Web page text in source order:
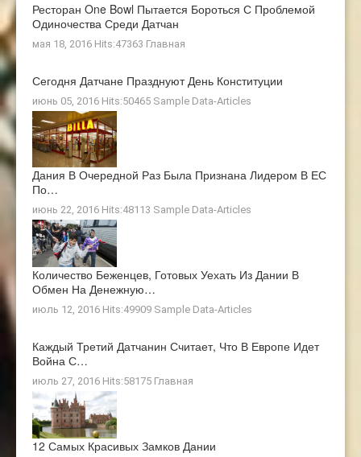
Ресторан One Bowl Пытается Бороться С Проблемой
Одиночества Среди Датчан
мая 18, 2016 Hits:47363 Главная
Сегодня Датчане Празднуют День Конституции
июнь 05, 2016 Hits:50465 Sample Data-Articles
Дания В Очередной Раз Была Признана Лидером В ЕС
По…
июнь 22, 2016 Hits:48113 Sample Data-Articles
Количество Беженцев, Готовых Уехать Из Дании В
Обмен На Денежную…
июль 12, 2016 Hits:49909 Sample Data-Articles
Каждый Третий Датчанин Считает, Что В Европе Идет
Война С…
июль 27, 2016 Hits:58175 Главная
12 Самых Красивых Замков Дании